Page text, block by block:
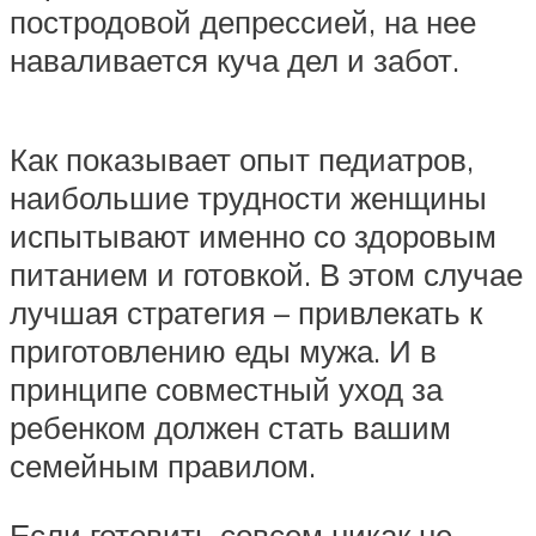
постродовой депрессией, на нее
наваливается куча дел и забот.
Как показывает опыт педиатров,
наибольшие трудности женщины
испытывают именно со здоровым
питанием и готовкой. В этом случае
лучшая стратегия – привлекать к
приготовлению еды мужа. И в
принципе совместный уход за
ребенком должен стать вашим
семейным правилом.